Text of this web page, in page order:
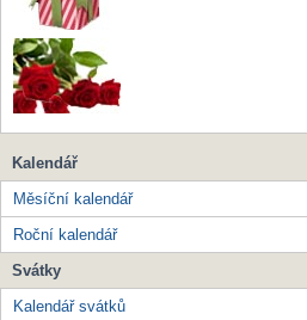
Kalendář
Měsíční kalendář
Roční kalendář
Svátky
Kalendář svátků